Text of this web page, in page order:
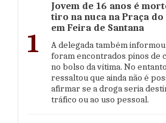
1
Jovem de 16 anos é
tiro na nuca na Praça do
em Feira de Santana
A delegada também
foram encontrados pinos de
no bolso da vítima. No
ressaltou que ainda não é
afirmar se a droga seria
tráfico ou ao uso pessoal.